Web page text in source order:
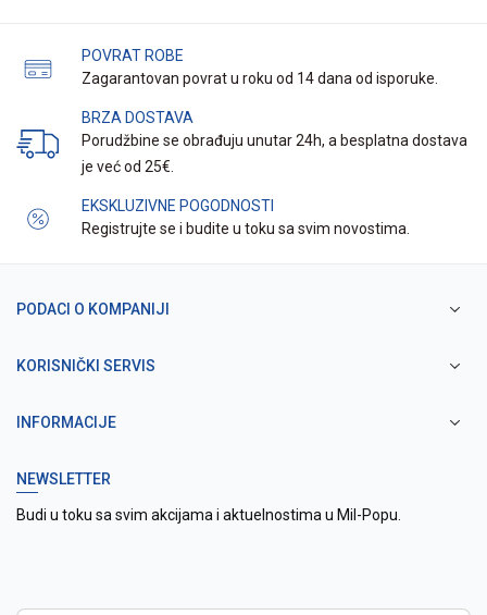
POVRAT ROBE
Zagarantovan povrat u roku od 14 dana od isporuke.
BRZA DOSTAVA
Porudžbine se obrađuju unutar 24h, a besplatna dostava
je već od 25€.
EKSKLUZIVNE POGODNOSTI
Registrujte se i budite u toku sa svim novostima.
PODACI O KOMPANIJI
KORISNIČKI SERVIS
INFORMACIJE
NEWSLETTER
Budi u toku sa svim akcijama i aktuelnostima u Mil-Popu.